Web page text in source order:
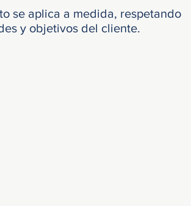
se aplica a medida, respetando
y objetivos del cliente.